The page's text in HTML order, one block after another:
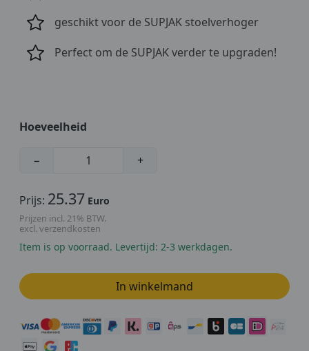
geschikt voor de SUPJAK stoelverhoger
Perfect om de SUPJAK verder te upgraden!
Hoeveelheid
− +
Prijs: 25.37 Euro
Prijzen incl. 21% BTW.
excl. verzendkosten
Item is op voorraad. Levertijd: 2-3 werkdagen.
In winkelmand